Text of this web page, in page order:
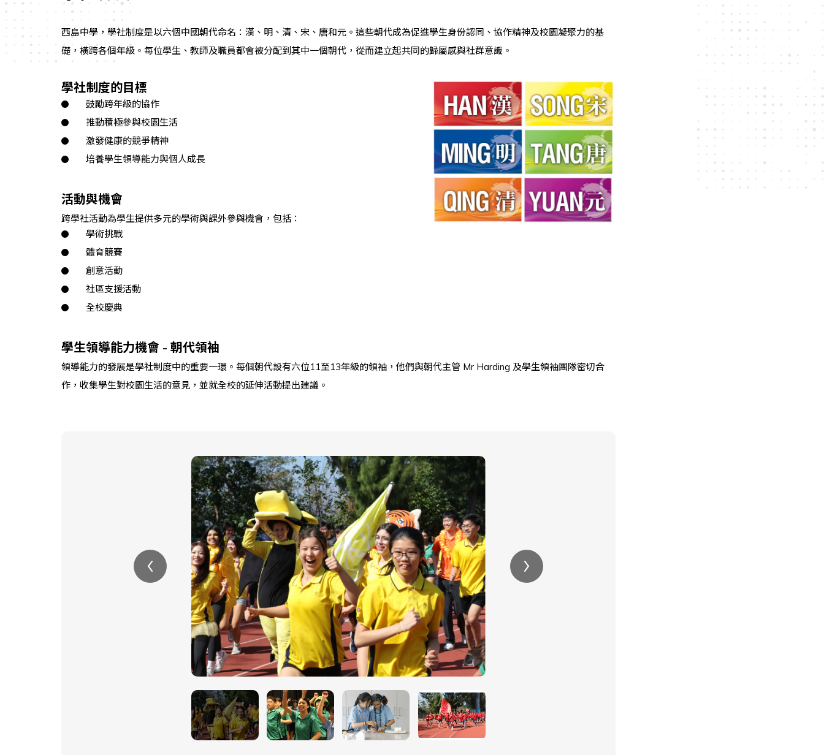
西島中學，學社制度是以六個中國朝代命名：漢、明、清、宋、唐和元。這些朝代成為促進學生身份認同、協作精神及校園凝聚力的基
礎，橫跨各個年級。每位學生、教師及職員都會被分配到其中一個朝代，從而建立起共同的歸屬感與社群意識。
學社制度的目標
鼓勵跨年級的協作
推動積極參與校園生活
激發健康的競爭精神
培養學生領導能力與個人成長
活動與機會
跨學社活動為學生提供多元的學術與課外參與機會，包括：
學術挑戰
體育競賽
創意活動
社區支援活動
全校慶典
學生領導能力機會 - 朝代領袖
領導能力的發展是學社制度中的重要一環。每個朝代設有六位11至13年級的領袖，他們與朝代主管 Mr Harding 及學生領袖團隊密切合
作，收集學生對校園生活的意見，並就全校的延伸活動提出建議。